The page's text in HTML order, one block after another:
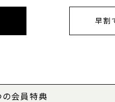
早割
の会員特典